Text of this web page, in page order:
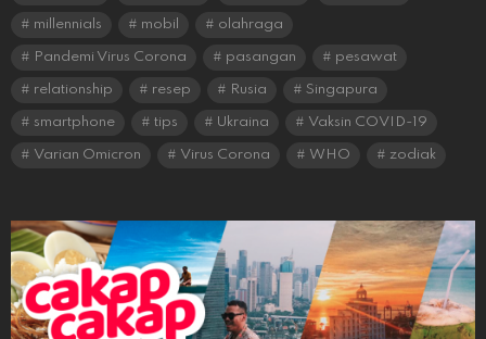
millennials mobil olahraga
Pandemi Virus Corona pasangan pesawat
relationship resep Rusia Singapura
smartphone tips Ukraina Vaksin COVID-19
Varian Omicron Virus Corona WHO zodiak